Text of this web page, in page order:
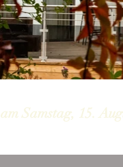
am Samstag, 15.